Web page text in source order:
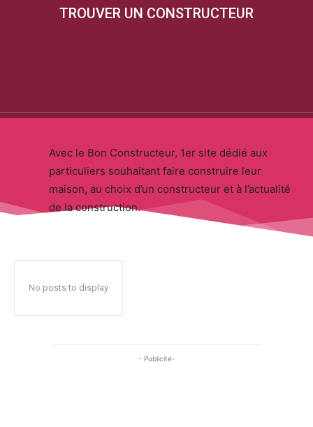
TROUVER UN CONSTRUCTEUR
Avec le Bon Constructeur, 1er site dédié aux
particuliers souhaitant faire construire leur
maison, au choix d’un constructeur et à l’actualité
de la construction.
- Publicité-
No posts to display